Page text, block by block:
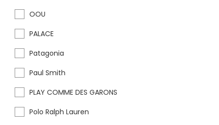
OOU
PALACE
Patagonia
Paul Smith
PLAY COMME DES GARONS
Polo Ralph Lauren